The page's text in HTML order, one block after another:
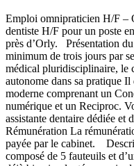
Emploi omnipraticien H/F
dentiste H/F pour un poste
près d’Orly. Présentation
minimum de trois jours par
médical pluridisciplinaire, le
autonome dans sa pratique
moderne comprenant un
numérique et un Reciproc.
assistante dentaire dédiée
Rémunération La
payée par le cabinet.
composé de 5 fauteuils et